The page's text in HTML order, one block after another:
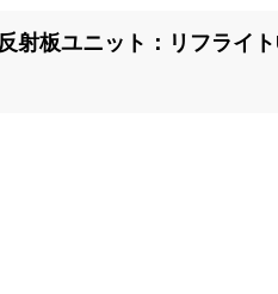
射板ユニット：リフライ